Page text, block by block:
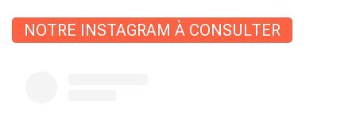
NOTRE INSTAGRAM À CONSULTER